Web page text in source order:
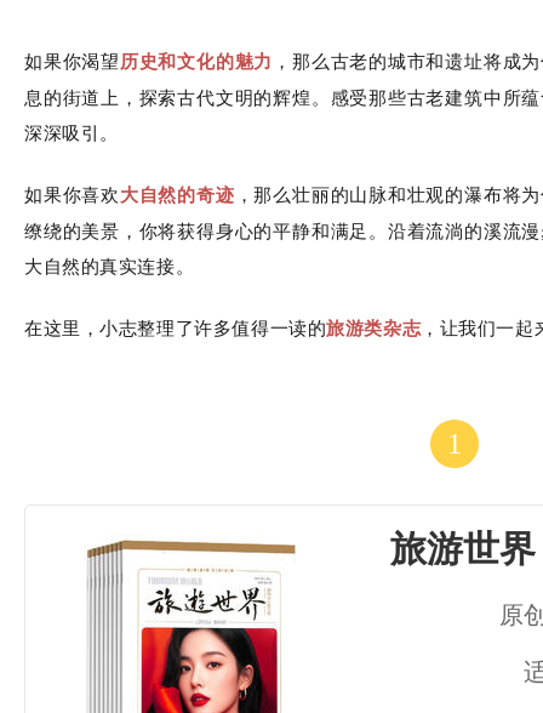
如果你渴望 历史和文化的魅力 ，那么古老的城市和遗址将成
息的街道上，探索古代文明的辉煌。感受那些古老建筑中所
深深吸引。
如果你喜欢大自然的奇迹 ，那么壮丽的山脉和壮观的瀑布将
缭绕的美景，你将获得身心的平静和满足。沿着流淌的溪流
大自然的真实连接。
在这里，小志整理了许多值得一读的旅游类杂志 ，让我们一起
1
旅游世界
原